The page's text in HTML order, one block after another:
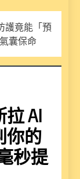
護竟能「預
囊保命
AI
你的
秒提